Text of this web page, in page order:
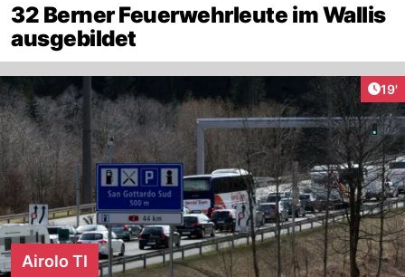
32 Berner Feuerwehrleute im Wallis
ausgebildet
19'
Airolo TI